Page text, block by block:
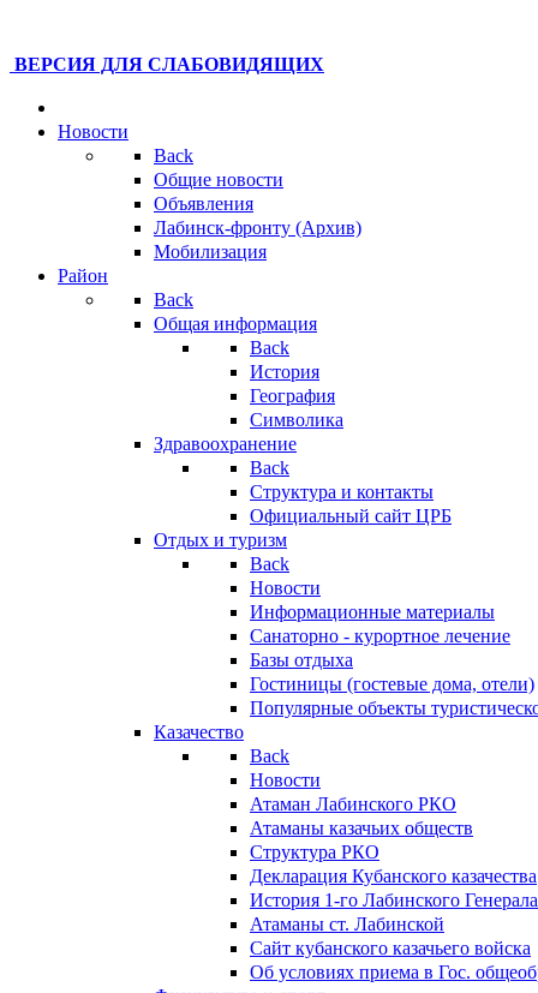
ВЕРСИЯ ДЛЯ СЛАБОВИДЯЩИХ
Новости
Back
Общие новости
Объявления
Лабинск-фронту (Архив)
Мобилизация
Район
Back
Общая информация
Back
История
География
Символика
Здравоохранение
Back
Структура и контакты
Официальный сайт ЦРБ
Отдых и туризм
Back
Новости
Информационные материалы
Санаторно - курортное лечение
Базы отдыха
Гостиницы (гостевые дома, отели)
Популярные объекты
Казачество
Back
Новости
Атаман Лабинского РКО
Атаманы казачьих обществ
Структура РКО
Декларация Кубанского казачества
История 1-го Лабинского
Атаманы ст. Лабинской
Cайт кубанского казачьего войска
Об условиях приема в Гос.